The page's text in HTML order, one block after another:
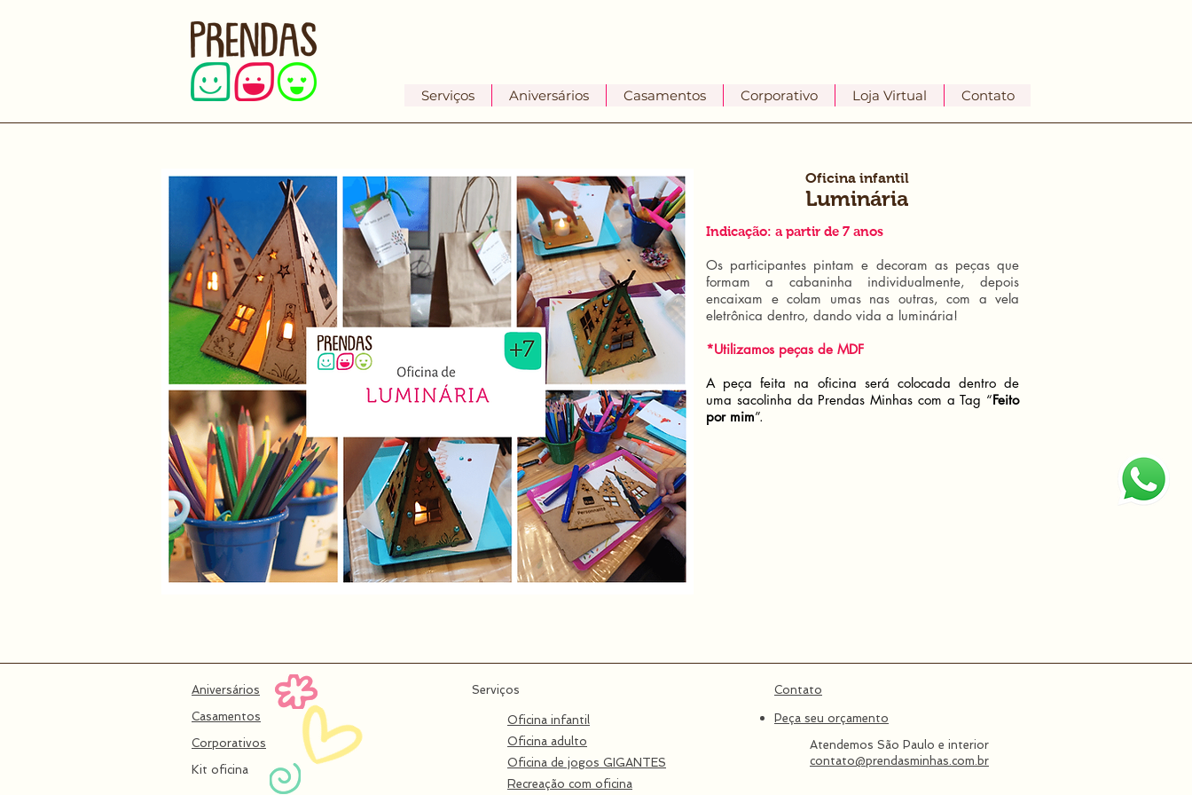
Serviços Aniversários Casamentos Corporativo Loja Virtual Contato
Oficina infantil
Luminária
Indicação: a partir de 7 anos
Os participantes pintam e decoram as peças que
formam a cabaninha individualmente, depois
encaixam e colam umas nas outras, com a vela
eletrônica dentro, dando vida a luminária!
*Utilizamos peças de MDF
A peça feita na oficina será colocada dentro de
uma sacolinha da Prendas Minhas com a Tag “Feito
por mim”.
Aniversários
Casamentos
Corporativos
Kit oficina
Serviços
Oficina infantil
Oficina adulto
Oficina de jogos GIGANTES
Recreação​ com oficina
Contato
Peça seu orçamento
Atendemos São Paulo e interior
contato@prendasminhas.com.br